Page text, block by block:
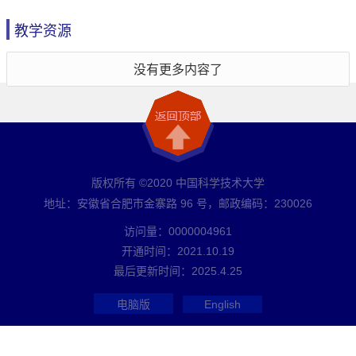
教学资源
没有更多内容了
版权所有 ©2020 中国科学技术大学
地址：安徽省合肥市金寨路 96 号，邮政编码：230026
访问量： 0000004961
开通时间： 2021 10 19
最后更新时间： 2025 4 25
电脑版 English